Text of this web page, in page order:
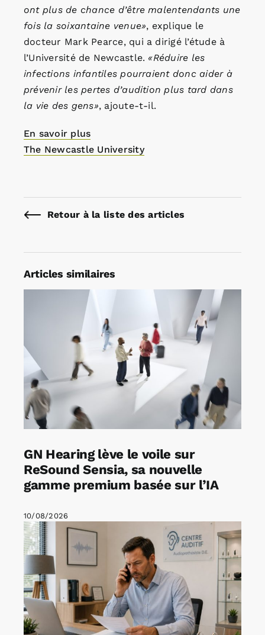
ont plus de chance d’être malentendants une
fois la soixantaine venue», explique le
docteur Mark Pearce, qui a dirigé l’étude à
l’Université de Newcastle. «Réduire les
infections infantiles pourraient donc aider à
prévenir les pertes d’audition plus tard dans
la vie des gens», ajoute-t-il.
En savoir plus
The Newcastle University
Retour à la liste des articles
Articles similaires
GN Hearing lève le voile sur
ReSound Sensia, sa nouvelle
gamme premium basée sur l’IA
10/08/2026